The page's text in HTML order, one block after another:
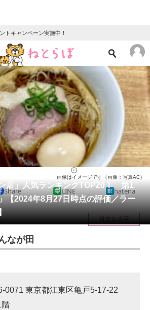
トキャンペーン実施中！
ニュース
クイズ
地域
教育・育児
リサーチ
合ページ
す
スの未来
店」人気ランキングTOP20！ 第1
【2024年8月27日時点の評価／ラー
画像はイメージです（画像：写真AC）
Share LINE hatena
目次を表示
なが田
0071 東京都江東区亀戸5-17-22
階